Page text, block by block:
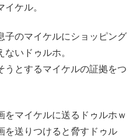
ケル。
子のマイケルにショッピング
いドゥルホ。
うとするマイケルの証拠をつ
をマイケルに送るドゥルホｗ
を送りつけると脅すドゥル